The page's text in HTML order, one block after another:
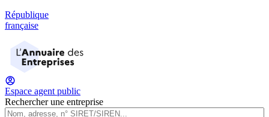
République
française
Espace agent public
Rechercher une entreprise